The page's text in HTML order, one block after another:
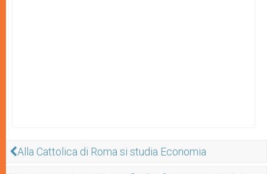
Alla Cattolica di Roma si studia Economia